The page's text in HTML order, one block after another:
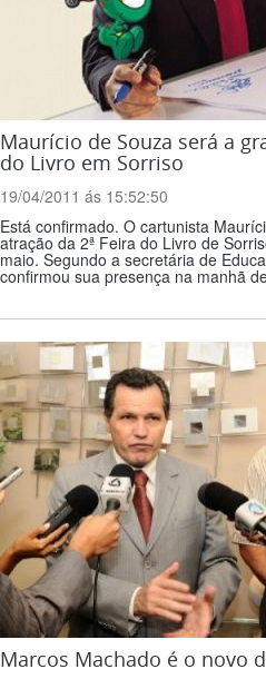
Maurício de Souza será a
do Livro em Sorriso
19/04/2011 ás 15:52:50
Está confirmado. O cartunista
atração da 2ª Feira do Livro de
maio. Segundo a secretária de
confirmou sua presença na manhã
Marcos Machado é o novo